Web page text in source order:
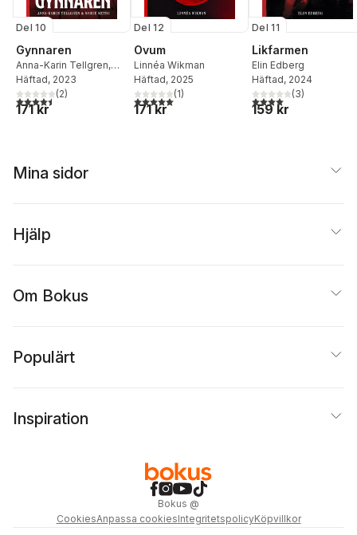
Del 10
Gynnaren
Anna-Karin Tellgren,
Marie Metso
Häftad, 2023
4,5utav 5 stjärnor. Totalt antal röster:
(2)
171 kr
Del 12
Ovum
Linnéa Wikman
Häftad, 2025
5,0utav 5 stjärnor. Totalt antal röster:
(1)
171 kr
Del 11
Likfarmen
Elin Edberg
Häftad, 2024
4,0utav 5 stjärnor.
(3)
159 kr
Mina sidor
Hjälp
Om Bokus
Populärt
Inspiration
Bokus @
CookiesAnpassa cookiesIntegritetspolicyKöpvillkor